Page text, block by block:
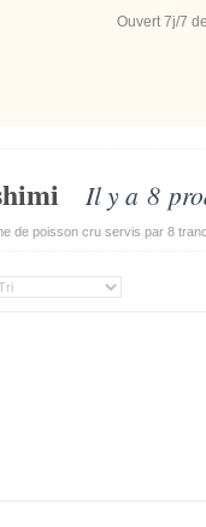
Ouvert 7j/7
Il y a 8
de poisson cru servis par 8